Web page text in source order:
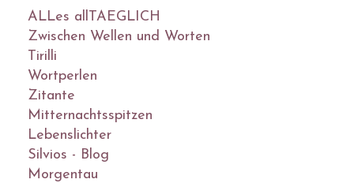
ALLes allTAEGLICH
Zwischen Wellen und Worten
Tirilli
Wortperlen
Zitante
Mitternachtsspitzen
Lebenslichter
Silvios - Blog
Morgentau